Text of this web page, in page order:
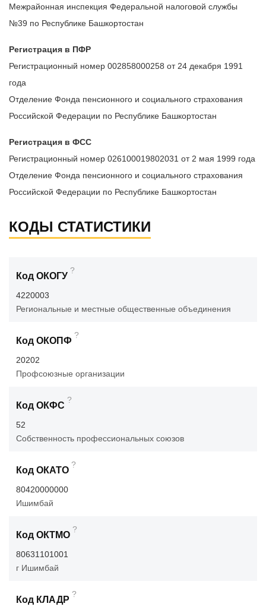
Межрайонная инспекция Федеральной налоговой службы
№39 по Республике Башкортостан
Регистрация в ПФР
Регистрационный номер 002858000258 от 24 декабря 1991
года
Отделение Фонда пенсионного и социального страхования
Российской Федерации по Республике Башкортостан
Регистрация в ФСС
Регистрационный номер 026100019802031 от 2 мая 1999 года
Отделение Фонда пенсионного и социального страхования
Российской Федерации по Республике Башкортостан
КОДЫ СТАТИСТИКИ
Код ОКОГУ
?
4220003
Региональные и местные общественные объединения
Код ОКОПФ
?
20202
Профсоюзные организации
Код ОКФС
?
52
Собственность профессиональных союзов
Код ОКАТО
?
80420000000
Ишимбай
Код ОКТМО
?
80631101001
г Ишимбай
Код КЛАДР
?